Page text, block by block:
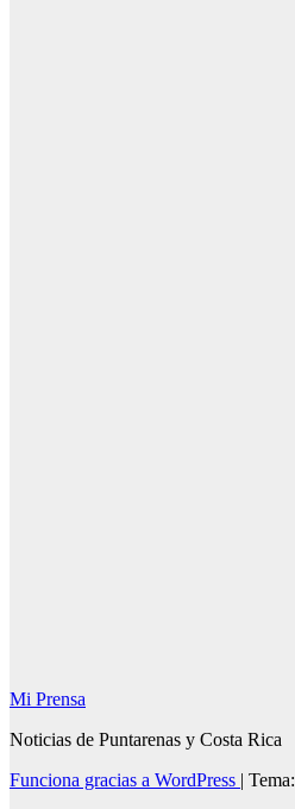
Mi Prensa
Noticias de Puntarenas y Costa Rica
Funciona gracias a WordPress | Tema: